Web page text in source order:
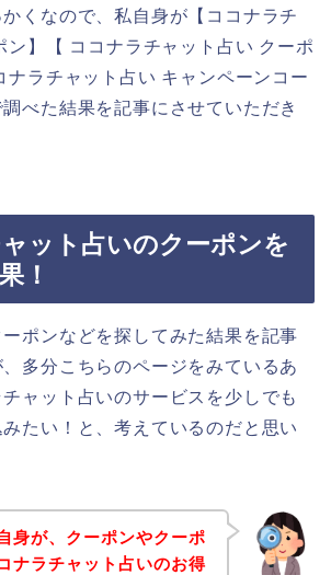
くなので、私自身が【ココナラチ
ン】【 ココナラチャット占い クーポ
ナラチャット占い キャンペーンコー
べた結果を記事にさせていただき
ット占いのクーポンを
！
ポンなどを探してみた結果を記事
多分こちらのページをみているあ
ャット占いのサービスを少しでも
たい！と、考えているのだと思い
身が、クーポンやクーポ
ナラチャット占いのお得